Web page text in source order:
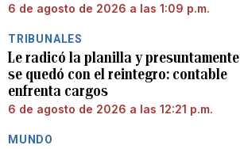
6 de agosto de 2026 a las 1:09 p.m.
TRIBUNALES
Le radicó la planilla y presuntamente
se quedó con el reintegro: contable
enfrenta cargos
6 de agosto de 2026 a las 12:21 p.m.
MUNDO